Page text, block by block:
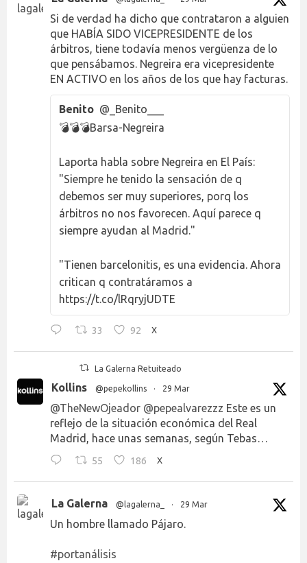
Si de verdad ha dicho que contrataron a alguien
que HABÍA SIDO VICEPRESIDENTE de los
árbitros, tiene todavía menos vergüenza de lo
que pensábamos. Negreira era vicepresidente
EN ACTIVO en los años de los que hay facturas.
Benito @_Benito___
💣💣💣Barsa-Negreira
Laporta habla sobre Negreira en El País:
"Siempre he tenido la sensación de q
debemos ser muy superiores, porq los
árbitros no nos favorecen. Aquí parece q
siempre ayudan al Madrid."
"Tienen barcelonitis, es una evidencia. Ahora
critican q contratáramos a
https://t.co/lRqryjUDTE
33 92 X
La Galerna Retuiteado
Kollins @pepekollins · 29 Mar
@TheNewOjeador @pepealvarezzz Este es un
reflejo de la situación económica del Real
Madrid, hace unas semanas, según Tebas…
55 186 X
La Galerna @lagalerna_ · 29 Mar
Un hombre llamado Pájaro.
#portanálisis